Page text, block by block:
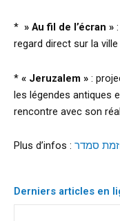
* » Au fil de l’écran »
regard direct sur la ville
* « Jeruzalem » :
les légendes antiques
rencontre avec son
Plus d’infos : סמדר
Derniers articles en